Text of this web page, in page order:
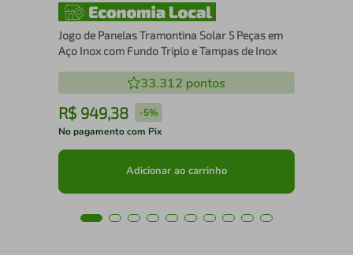
Jogo de Panelas Tramontina Solar 5 Peças em
Aço Inox com Fundo Triplo e Tampas de Inox
33.312 pontos
R$ 949,38 -5%
No pagamento com Pix
Adicionar ao carrinho